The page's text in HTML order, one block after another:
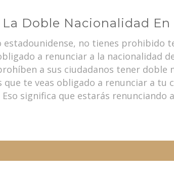
Doble Nacionalidad En
estadounidense, no tienes prohibido
a renunciar a la nacionalidad
a sus ciudadanos tener
que te veas obligado a renunciar a tu
significa que estarás